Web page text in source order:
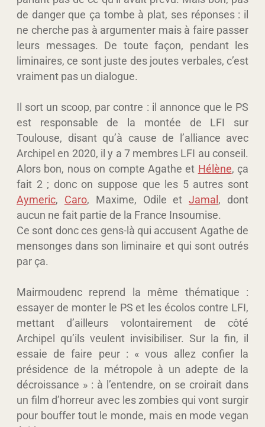
de danger que ça tombe à plat, ses réponses : il
ne cherche pas à argumenter mais à faire passer
leurs messages. De toute façon, pendant les
liminaires, ce sont juste des joutes verbales, c’est
vraiment pas un dialogue.
Il sort un scoop, par contre : il annonce que le PS
est responsable de la montée de LFI sur
Toulouse, disant qu’à cause de l’alliance avec
Archipel en 2020, il y a 7 membres LFI au conseil.
Alors bon, nous on compte Agathe et Hélène, ça
fait 2 ; donc on suppose que les 5 autres sont
Aymeric, Caro, Maxime, Odile etJamal, dont
aucun ne fait partie de la France Insoumise.
Ce sont donc ces gens-là qui accusent Agathe de
mensonges dans son liminaire et qui sont outrés
par ça.
Mairmoudenc reprend la même thématique :
essayer de monter le PS et les écolos contre LFI,
mettant d’ailleurs volontairement de côté
Archipel qu’ils veulent invisibiliser. Sur la fin, il
essaie de faire peur : « vous allez confier la
présidence de la métropole à un adepte de la
décroissance » : à l’entendre, on se croirait dans
un film d’horreur avec les zombies qui vont surgir
pour bouffer tout le monde, mais en mode vegan